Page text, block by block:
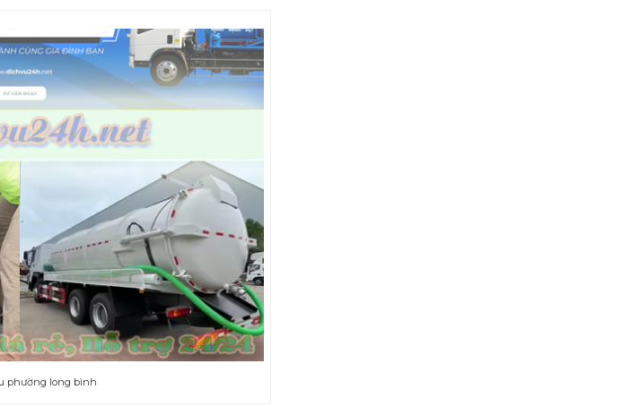
phường long bình